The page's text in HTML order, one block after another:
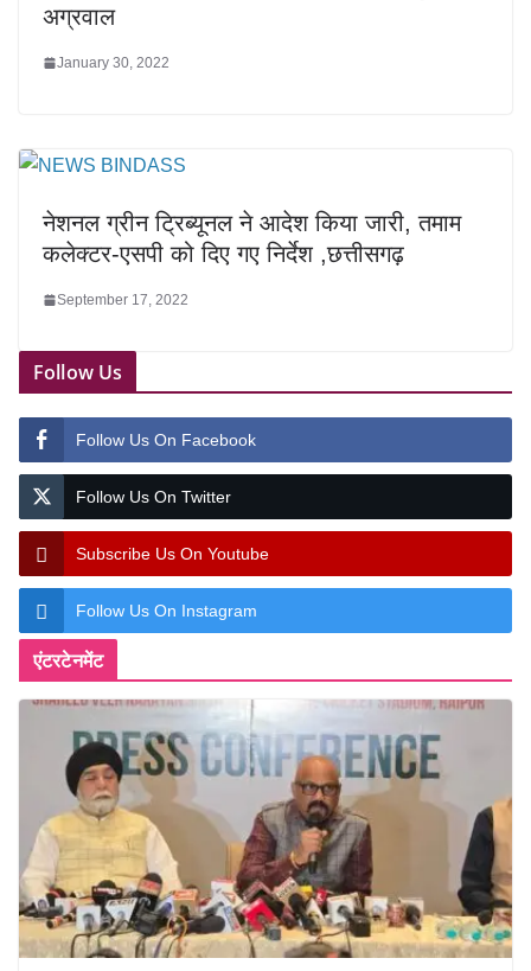
अग्रवाल
January 30, 2022
नेशनल ग्रीन ट्रिब्यूनल ने आदेश किया जारी, तमाम
कलेक्टर-एसपी को दिए गए निर्देश ,छत्तीसगढ़
September 17, 2022
Follow Us
Follow Us On Facebook
Follow Us On Twitter
Subscribe Us On Youtube
Follow Us On Instagram
एंटरटेनमेंट